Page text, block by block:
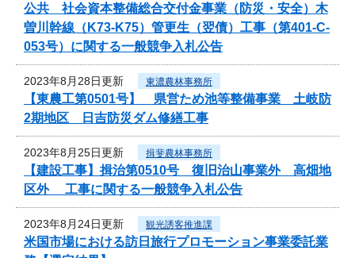
公共 社会資本整備総合交付金事業（防災・安全）木
曽川幹線（K73-K75）管更生（翌債）工事（第401-C-
053号）に関する一般競争入札公告
2023年8月28日更新 東濃農林事務所
【東農工第0501号】 県営ため池等整備事業 土岐防
2期地区 日吉防災ダム修繕工事
2023年8月25日更新 揖斐農林事務所
【建設工事】揖治第0510号 復旧治山事業外 高畑地
区外 工事に関する一般競争入札公告
2023年8月24日更新 観光誘客推進課
米国市場における訪日旅行プロモーション事業委託業